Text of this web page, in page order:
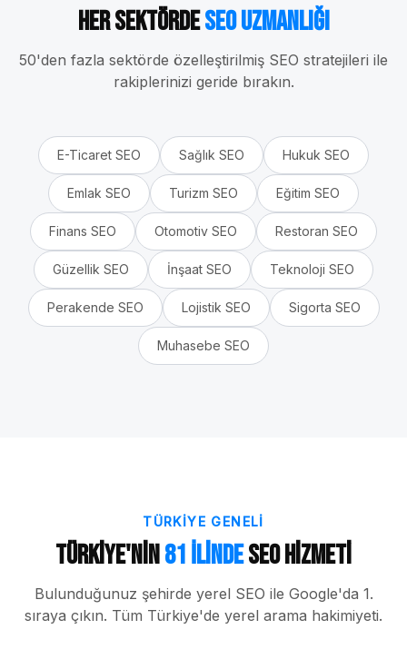
Her SektördeSEO Uzmanlığı
50'den fazla sektörde özelleştirilmiş SEO stratejileri ile
rakiplerinizi geride bırakın.
E-Ticaret SEO Sağlık SEO Hukuk SEO
Emlak SEO Turizm SEO Eğitim SEO
Finans SEO Otomotiv SEO Restoran SEO
Güzellik SEO İnşaat SEO Teknoloji SEO
Perakende SEO Lojistik SEO Sigorta SEO
Muhasebe SEO
TÜRKIYE GENELI
Türkiye'nin81 İlindeSEO Hizmeti
Bulunduğunuz şehirde yerel SEO ile Google'da 1.
sıraya çıkın. Tüm Türkiye'de yerel arama hakimiyeti.